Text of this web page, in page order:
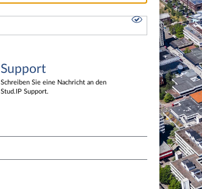
Support
Schreiben Sie eine Nachricht an den
Stud.IP Support.